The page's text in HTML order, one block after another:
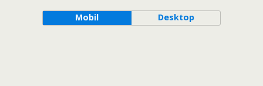
Mobil Desktop